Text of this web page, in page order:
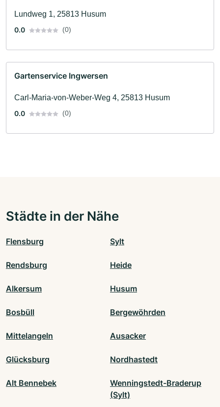
Lundweg 1, 25813 Husum
0.0
(0)
Gartenservice Ingwersen
Carl-Maria-von-Weber-Weg 4, 25813 Husum
0.0
(0)
Städte in der Nähe
Flensburg Sylt
Rendsburg Heide
Alkersum Husum
Bosbüll Bergewöhrden
Mittelangeln Ausacker
Glücksburg Nordhastedt
Alt Bennebek
Wenningstedt-Braderup
(Sylt)